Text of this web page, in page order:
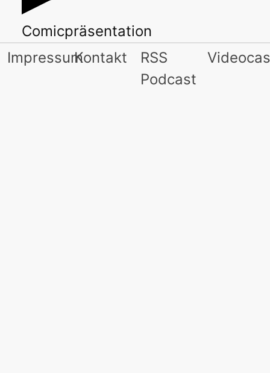
Comicpräsentation
ImpressumKontakt
RSS
Podcast